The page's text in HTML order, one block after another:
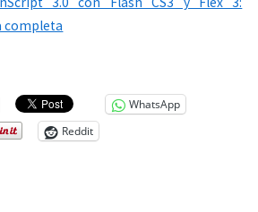
completa
WhatsApp
Reddit